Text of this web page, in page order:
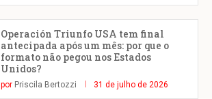
Operación Triunfo USA tem final
antecipada após um mês: por que o
formato não pegou nos Estados
Unidos?
por Priscila Bertozzi 31 de julho de 2026